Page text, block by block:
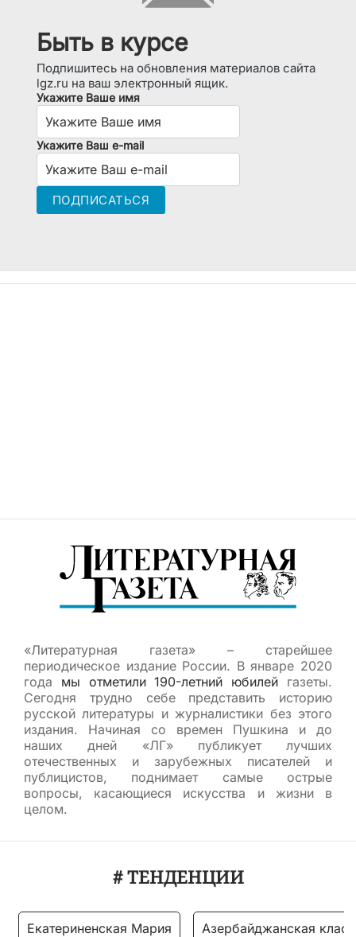
Быть в курсе
Подпишитесь на обновления материалов сайта
lgz.ru на ваш электронный ящик.
Укажите Ваше имя
Укажите Ваш e-mail
«Литературная газета» – старейшее
периодическое издание России. В январе 2020
года мы отметили 190-летний юбилей газеты.
Сегодня трудно себе представить историю
русской литературы и журналистики без этого
издания. Начиная со времен Пушкина и до
наших дней «ЛГ» публикует лучших
отечественных и зарубежных писателей и
публицистов, поднимает самые острые
вопросы, касающиеся искусства и жизни в
целом.
# ТЕНДЕНЦИИ
Екатериненская Мария Азербайджанская